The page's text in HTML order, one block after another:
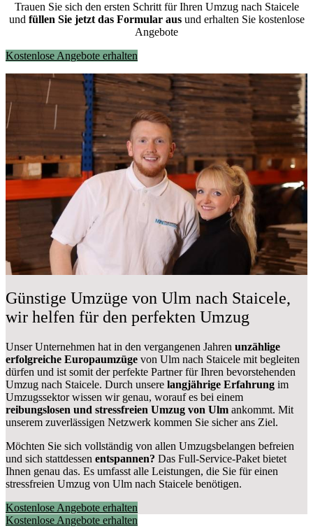
Trauen Sie sich den ersten Schritt für Ihren Umzug nach Staicele
und füllen Sie jetzt das Formular ausund erhalten Sie kostenlose
Angebote
Kostenlose Angebote erhalten
Günstige Umzüge von Ulm nach Staicele,
wir helfen für den perfekten Umzug
Unser Unternehmen hat in den vergangenen Jahren unzählige
erfolgreiche Europaumzüge von Ulm nach Staicele mit begleiten
dürfen und ist somit der perfekte Partner für Ihren bevorstehenden
Umzug nach Staicele. Durch unsere langjährige Erfahrung im
Umzugssektor wissen wir genau, worauf es bei einem
reibungslosen und stressfreien Umzug von Ulm ankommt. Mit
unserem zuverlässigen Netzwerk kommen Sie sicher ans Ziel.
Möchten Sie sich vollständig von allen Umzugsbelangen befreien
und sich stattdessen entspannen? Das Full-Service-Paket bietet
Ihnen genau das. Es umfasst alle Leistungen, die Sie für einen
stressfreien Umzug von Ulm nach Staicele benötigen.
Kostenlose Angebote erhalten
Kostenlose Angebote erhalten